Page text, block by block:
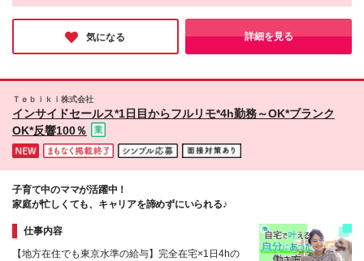
がら手をたたく姿もしばしば。会話を聞いていても普段からコミ
ュニケーションが盛んであることがよく伝わりました！普段から
素を出し合っている間柄だからこその距離感は、同社ならではの
大きな魅力だと感じました♪
気になる 詳細を見る
Ｔｅｂｉｋｉ株式会社
インサイドセールス*1日目からフルリモ*4h勤務～OK*ブランク
OK*反響100％
子育て中のママが活躍中！
家庭が忙しくても、キャリアを諦めずにいられる♪
仕事内容
【地方在住でも東京水準の給与】完全在宅×1日4hの